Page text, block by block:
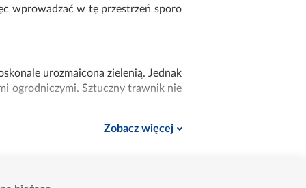
wprowadzać w tę przestrzeń sporo
urozmaicona zielenią. Jednak
ogrodniczymi. Sztuczny trawnik nie
do ogrodu. Oferujemy takżeleżaki
Zobacz więcej